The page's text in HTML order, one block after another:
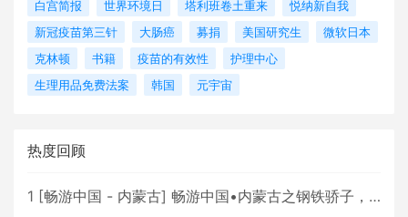
白宫简报
世界环境日 塔利班卷土重来
悦纳新自我
新冠疫苗第三针
大肠癌 募捐 美国研究生
微软日本
克林顿
书籍 疫苗的有效性
护理中心
生理用品免费法案
韩国 元宇宙
热度回顾
1 [畅游中国 - 内蒙古] 畅游中国•内蒙古之钢铁骄子，魅力包头